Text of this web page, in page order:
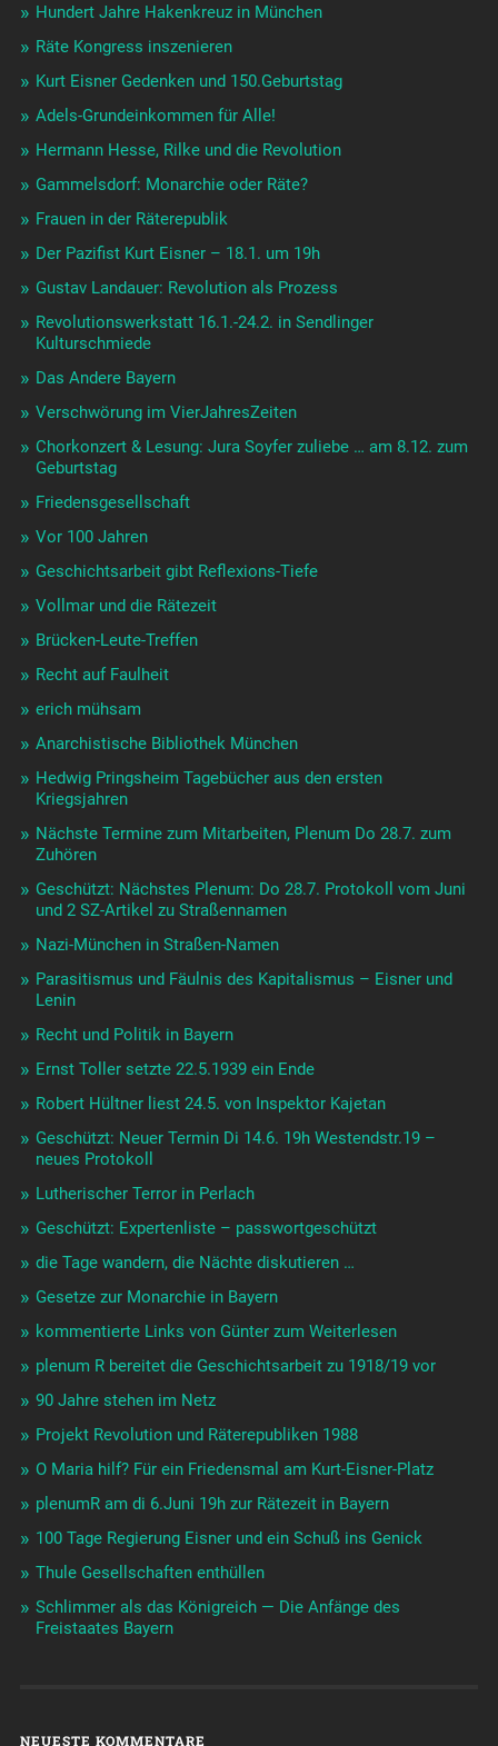
Hundert Jahre Hakenkreuz in München
Räte Kongress inszenieren
Kurt Eisner Gedenken und 150.Geburtstag
Adels-Grundeinkommen für Alle!
Hermann Hesse, Rilke und die Revolution
Gammelsdorf: Monarchie oder Räte?
Frauen in der Räterepublik
Der Pazifist Kurt Eisner – 18.1. um 19h
Gustav Landauer: Revolution als Prozess
Revolutionswerkstatt 16.1.-24.2. in Sendlinger
Kulturschmiede
Das Andere Bayern
Verschwörung im VierJahresZeiten
Chorkonzert & Lesung: Jura Soyfer zuliebe … am 8.12. zum
Geburtstag
Friedensgesellschaft
Vor 100 Jahren
Geschichtsarbeit gibt Reflexions-Tiefe
Vollmar und die Rätezeit
Brücken-Leute-Treffen
Recht auf Faulheit
erich mühsam
Anarchistische Bibliothek München
Hedwig Pringsheim Tagebücher aus den ersten
Kriegsjahren
Nächste Termine zum Mitarbeiten, Plenum Do 28.7. zum
Zuhören
Geschützt: Nächstes Plenum: Do 28.7. Protokoll vom Juni
und 2 SZ-Artikel zu Straßennamen
Nazi-München in Straßen-Namen
Parasitismus und Fäulnis des Kapitalismus – Eisner und
Lenin
Recht und Politik in Bayern
Ernst Toller setzte 22.5.1939 ein Ende
Robert Hültner liest 24.5. von Inspektor Kajetan
Geschützt: Neuer Termin Di 14.6. 19h Westendstr.19 –
neues Protokoll
Lutherischer Terror in Perlach
Geschützt: Expertenliste – passwortgeschützt
die Tage wandern, die Nächte diskutieren …
Gesetze zur Monarchie in Bayern
kommentierte Links von Günter zum Weiterlesen
plenum R bereitet die Geschichtsarbeit zu 1918/19 vor
90 Jahre stehen im Netz
Projekt Revolution und Räterepubliken 1988
O Maria hilf? Für ein Friedensmal am Kurt-Eisner-Platz
plenumR am di 6.Juni 19h zur Rätezeit in Bayern
100 Tage Regierung Eisner und ein Schuß ins Genick
Thule Gesellschaften enthüllen
Schlimmer als das Königreich — Die Anfänge des
Freistaates Bayern
NEUESTE KOMMENTARE